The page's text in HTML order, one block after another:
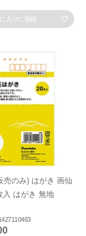
入りに登録
売のみ) はがき 画仙
入 はがき 無地